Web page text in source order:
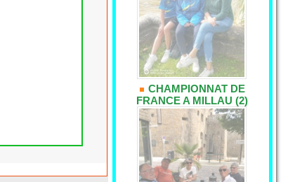
CHAMPIONNAT DE
FRANCE A MILLAU (2)